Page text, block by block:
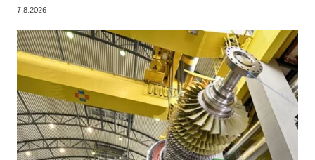
7.8.2026